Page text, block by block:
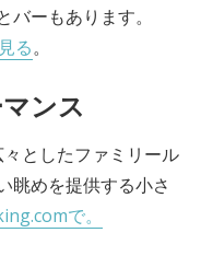
ーもあります。
る。
ンス
としたファミリール
眺めを提供する小さ
で。